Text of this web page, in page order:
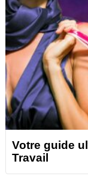
Votre guide
Travail